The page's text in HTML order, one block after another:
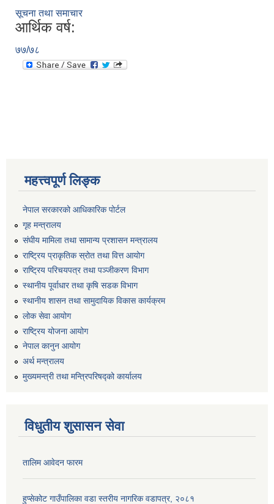
सूचना तथा समाचार
आर्थिक वर्ष:
७७/७८
महत्त्वपूर्ण लिङ्क
नेपाल सरकारको आधिकारिक पोर्टल
गृह मन्त्रालय
संघीय मामिला तथा सामान्य प्रशासन मन्त्रालय
राष्ट्रिय प्राकृतिक स्रोत तथा वित्त आयोग
राष्ट्रिय परिचयपत्र तथा पञ्जीकरण विभाग
स्थानीय पूर्वाधार तथा कृषि सडक विभाग
स्थानीय शासन तथा सामुदायिक विकास कार्यक्रम
लोक सेवा आयोग
राष्ट्रिय योजना आयोग
नेपाल कानुन आयोग
अर्थ मन्त्रालय
मुख्यमन्त्री तथा मन्त्रिपरिषद्को कार्यालय
विधुतीय शुसासन सेवा
तालिम आवेदन फारम
हुप्सेकोट गाउँपालिका वडा स्तरीय नागरिक वडापत्र, २०८१